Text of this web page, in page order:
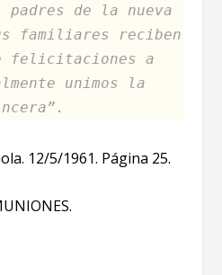
padres de la nueva
familiares reciben
felicitaciones a
unimos la
12/5/1961. Página 25.